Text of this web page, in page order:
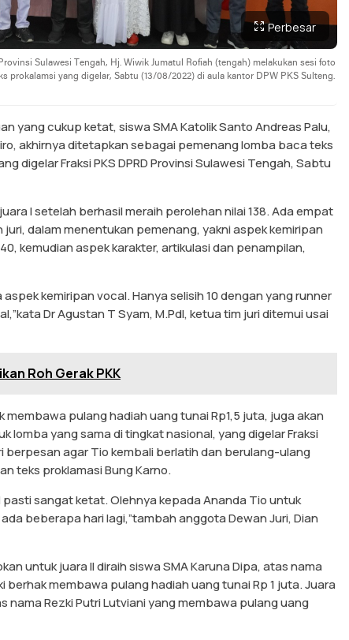
Perbesar
Sulawesi Tengah, Hj. Wiwik Jumatul Rofiah (tengah) melakukan sesi foto
prokalamsi yang digelar, Sabtu (13/08/2022) di aula kantor DPW PKS Sulteng.
yang cukup ketat, siswa SMA Katolik Santo Andreas Palu,
akhirnya ditetapkan sebagai pemenang lomba baca teks
digelar Fraksi PKS DPRD Provinsi Sulawesi Tengah, Sabtu
I setelah berhasil meraih perolehan nilai 138. Ada empat
dalam menentukan pemenang, yakni aspek kemiripan
kemudian aspek karakter, artikulasi dan penampilan,
kemiripan vocal. Hanya selisih 10 dengan yang runner
Dr Agustan T Syam, M.PdI, ketua tim juri ditemui usai
Roh Gerak PKK
membawa pulang hadiah uang tunai Rp1,5 juta, juga akan
lomba yang sama di tingkat nasional, yang digelar Fraksi
berpesan agar Tio kembali berlatih dan berulang-ulang
teks proklamasi Bung Karno.
pasti sangat ketat. Olehnya kepada Ananda Tio untuk
beberapa hari lagi,”tambah anggota Dewan Juri, Dian
untuk juara II diraih siswa SMA Karuna Dipa, atas nama
berhak membawa pulang hadiah uang tunai Rp 1 juta. Juara
nama Rezki Putri Lutviani yang membawa pulang uang